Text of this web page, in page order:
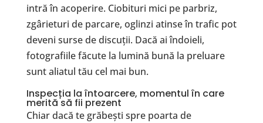
intră în acoperire. Ciobituri mici pe parbriz,
zgârieturi de parcare, oglinzi atinse în trafic pot
deveni surse de discuții. Dacă ai îndoieli,
fotografiile făcute la lumină bună la preluare
sunt aliatul tău cel mai bun.
Inspecția la întoarcere, momentul în care
merită să fii prezent
Chiar dacă te grăbești spre poarta de